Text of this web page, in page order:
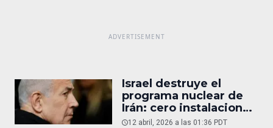
Israel destruye el
programa nuclear de
Irán: cero instalaciones
operativas
12 abril, 2026 a las 01:36 PDT